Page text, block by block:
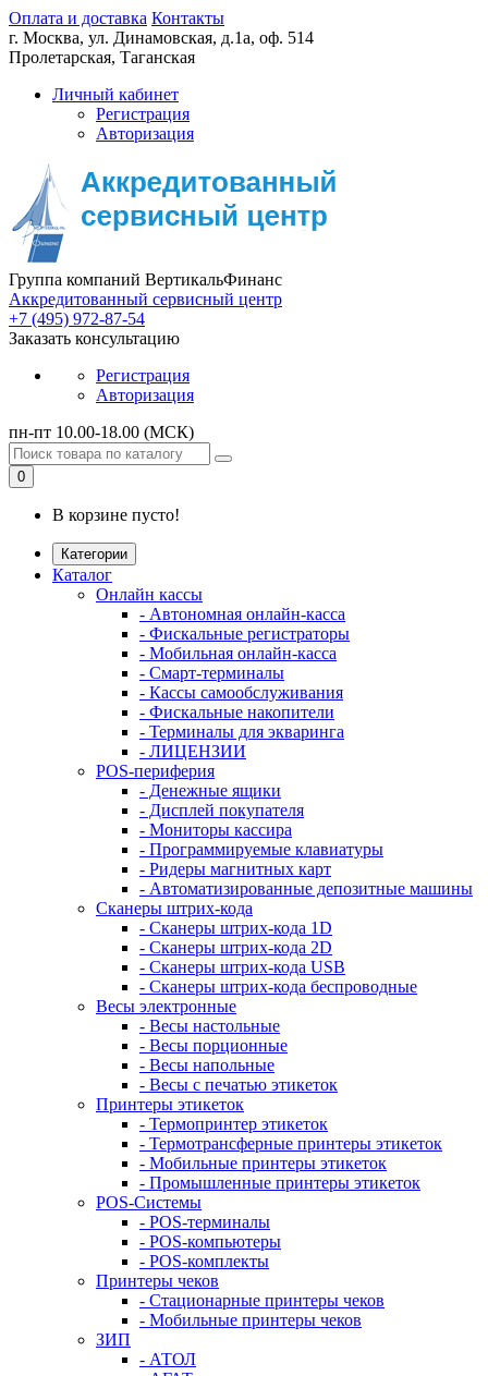
Оплата и доставка Контакты
г. Москва, ул. Динамовская, д.1а, оф. 514
Пролетарская, Таганская
Личный кабинет
Регистрация
Авторизация
Группа компаний ВертикальФинанс
Аккредитованный сервисный центр
+7 (495) 972-87-54
Заказать консультацию
Регистрация
Авторизация
пн-пт 10.00-18.00 (МСК)
0
В корзине пусто!
Категории
Каталог
Онлайн кассы
- Автономная онлайн-касса
- Фискальные регистраторы
- Мобильная онлайн-касса
- Смарт-терминалы
- Кассы самообслуживания
- Фискальные накопители
- Терминалы для экваринга
- ЛИЦЕНЗИИ
POS-периферия
- Денежные ящики
- Дисплей покупателя
- Мониторы кассира
- Программируемые клавиатуры
- Ридеры магнитных карт
- Автоматизированные депозитные машины
Сканеры штрих-кода
- Сканеры штрих-кода 1D
- Сканеры штрих-кода 2D
- Сканеры штрих-кода USB
- Сканеры штрих-кода беспроводные
Весы электронные
- Весы настольные
- Весы порционные
- Весы напольные
- Весы с печатью этикеток
Принтеры этикеток
- Термопринтер этикеток
- Термотрансферные принтеры этикеток
- Мобильные принтеры этикеток
- Промышленные принтеры этикеток
POS-Системы
- POS-терминалы
- POS-компьютеры
- POS-комплекты
Принтеры чеков
- Стационарные принтеры чеков
- Мобильные принтеры чеков
ЗИП
- АТОЛ